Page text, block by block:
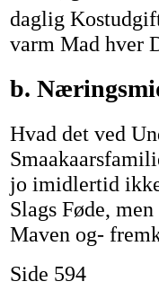
daglig
varm Mad hver
b.
Hvad det ved
jo imidlertid
Slags Føde,
Maven og-
Side 594